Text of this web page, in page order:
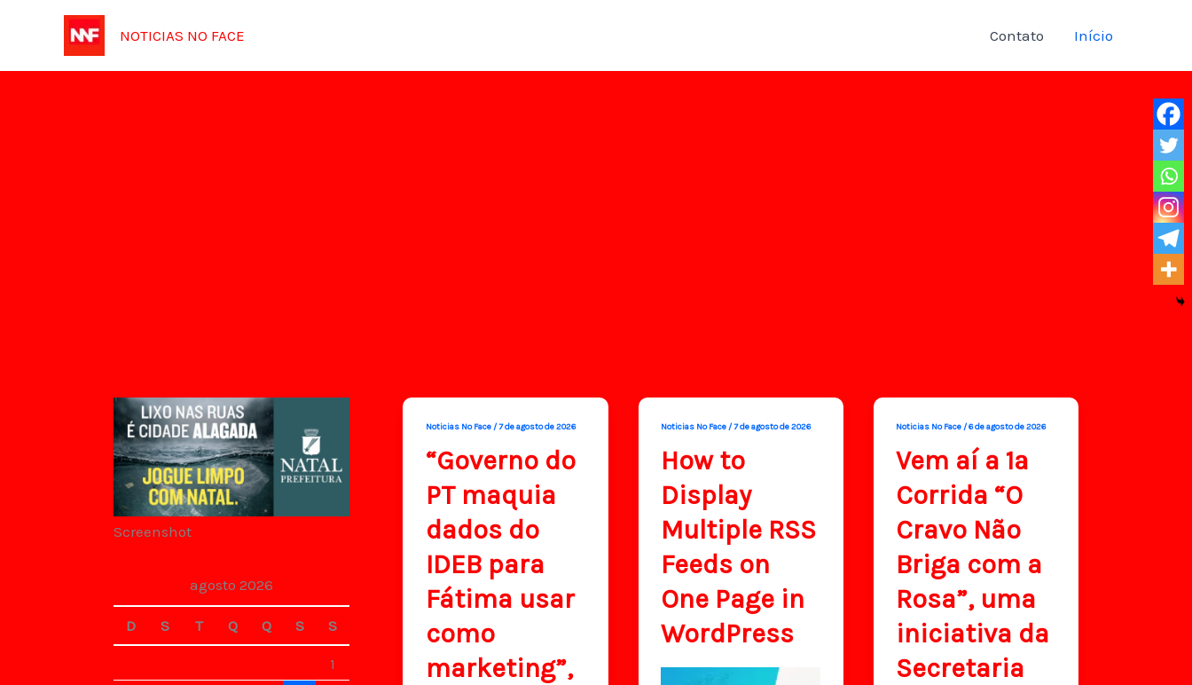
NOTICIAS NO FACE Contato Início
Screenshot
agosto 2026
D S T Q Q S S
1
Noticias No Face /7 de agosto de 2026
“Governo do
PT maquia
dados do
IDEB para
Fátima usar
como
marketing”,
Noticias No Face /7 de agosto de 2026
How to
Display
Multiple RSS
Feeds on
One Page in
WordPress
Noticias No Face /6 de agosto de 2026
Vem aí a 1ª
Corrida “O
Cravo Não
Briga com a
Rosa”, uma
iniciativa da
Secretaria